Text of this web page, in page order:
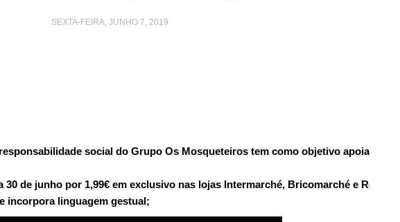
SEXTA-FEIRA, JUNHO 7, 2019
social do Grupo Os Mosqueteiros tem como objetivo apoiar os
30 de junho por 1,99€ em exclusivo nas lojas Intermarché, Bricomarché e Roady;
incorpora linguagem gestual;